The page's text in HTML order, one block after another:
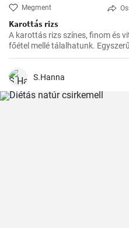
Megment
Karottás rizs
A karottás rizs színes, finom és
főétel mellé tálalhatunk.
a rohanós hétköznapokon is
S.Hanna